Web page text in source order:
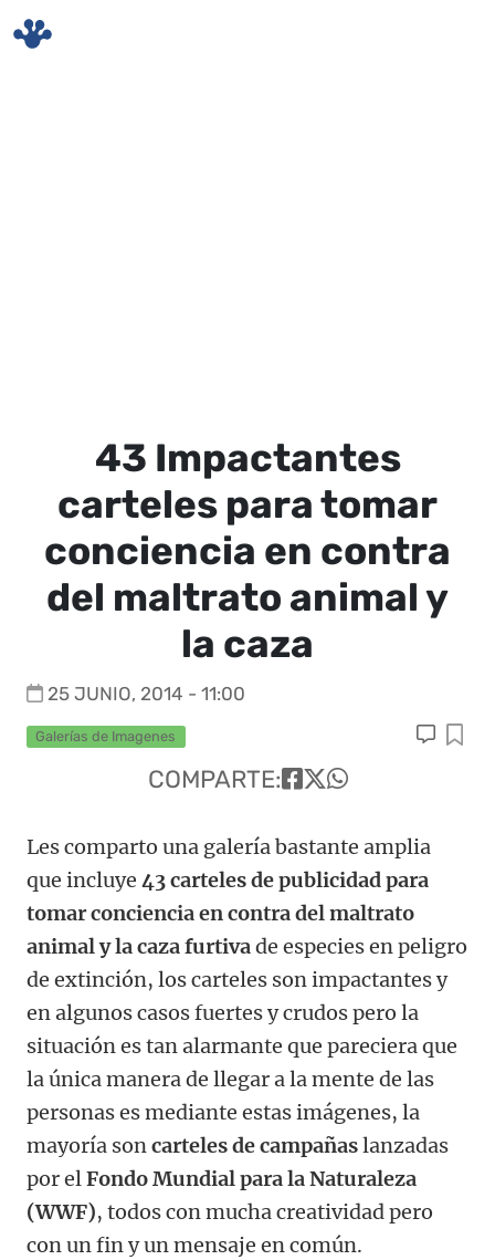
43 Impactantes
carteles para tomar
conciencia en contra
del maltrato animal y
la caza
25 JUNIO, 2014 - 11:00
Galerías de Imagenes
COMPARTE:
Les comparto una galería bastante amplia
que incluye 43 carteles de publicidad para
tomar conciencia en contra del maltrato
animal y la caza furtivade especies en peligro
de extinción, los carteles son impactantes y
en algunos casos fuertes y crudos pero la
situación es tan alarmante que pareciera que
la única manera de llegar a la mente de las
personas es mediante estas imágenes, la
mayoría soncarteles de campañaslanzadas
por elFondo Mundial para la Naturaleza
(WWF), todos con mucha creatividad pero
con un fin y un mensaje en común.